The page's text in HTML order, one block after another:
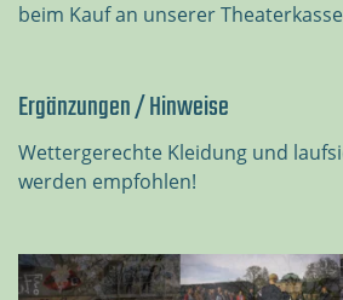
beim Kauf an unserer
Ergänzungen / Hinweise
Wettergerechte Kleidung und
werden empfohlen!